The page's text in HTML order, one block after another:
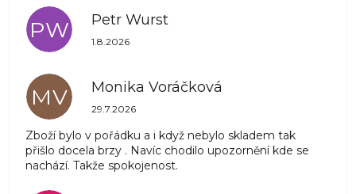
PW Petr Wurst
Hodnocení obchodu je 5 z 5 hvězdiček.
1.8.2026
MV Monika Voráčková
Hodnocení obchodu je 5 z 5 hvězdiček.
29.7.2026
Zboží bylo v pořádku a i když nebylo skladem tak
přišlo docela brzy . Navíc chodilo upozornění kde se
nachází. Takže spokojenost.